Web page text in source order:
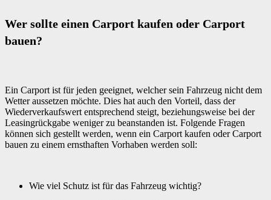
Wer sollte einen Carport kaufen oder Carport
bauen?
Ein Carport ist für jeden geeignet, welcher sein Fahrzeug nicht dem
Wetter aussetzen möchte. Dies hat auch den Vorteil, dass der
Wiederverkaufswert entsprechend steigt, beziehungsweise bei der
Leasingrückgabe weniger zu beanstanden ist. Folgende Fragen
können sich gestellt werden, wenn ein Carport kaufen oder Carport
bauen zu einem ernsthaften Vorhaben werden soll:
Wie viel Schutz ist für das Fahrzeug wichtig?